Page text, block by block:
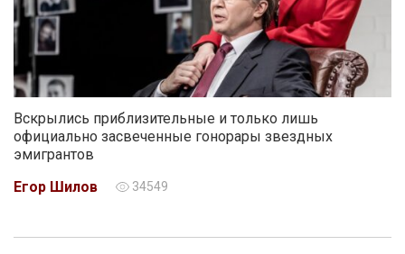
Вскрылись приблизительные и только лишь
официально засвеченные гонорары звездных
эмигрантов
Егор Шилов
34549